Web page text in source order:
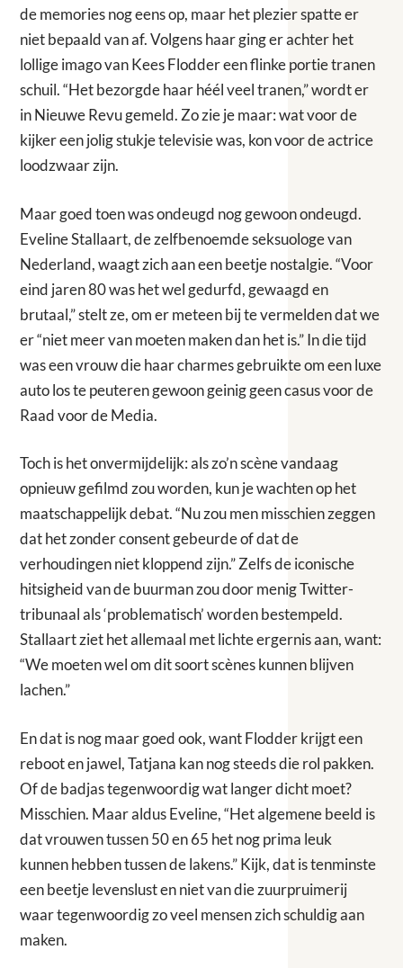
de memories nog eens op, maar het plezier spatte er
niet bepaald van af. Volgens haar ging er achter het
lollige imago van Kees Flodder een flinke portie tranen
schuil. “Het bezorgde haar héél veel tranen,” wordt er
in Nieuwe Revu gemeld. Zo zie je maar: wat voor de
kijker een jolig stukje televisie was, kon voor de actrice
loodzwaar zijn.
Maar goed toen was ondeugd nog gewoon ondeugd.
Eveline Stallaart, de zelfbenoemde seksuologe van
Nederland, waagt zich aan een beetje nostalgie. “Voor
eind jaren 80 was het wel gedurfd, gewaagd en
brutaal,” stelt ze, om er meteen bij te vermelden dat we
er “niet meer van moeten maken dan het is.” In die tijd
was een vrouw die haar charmes gebruikte om een luxe
auto los te peuteren gewoon geinig geen casus voor de
Raad voor de Media.
Toch is het onvermijdelijk: als zo’n scène vandaag
opnieuw gefilmd zou worden, kun je wachten op het
maatschappelijk debat. “Nu zou men misschien zeggen
dat het zonder consent gebeurde of dat de
verhoudingen niet kloppend zijn.” Zelfs de iconische
hitsigheid van de buurman zou door menig Twitter-
tribunaal als ‘problematisch’ worden bestempeld.
Stallaart ziet het allemaal met lichte ergernis aan, want:
“We moeten wel om dit soort scènes kunnen blijven
lachen.”
En dat is nog maar goed ook, want Flodder krijgt een
reboot en jawel, Tatjana kan nog steeds die rol pakken.
Of de badjas tegenwoordig wat langer dicht moet?
Misschien. Maar aldus Eveline, “Het algemene beeld is
dat vrouwen tussen 50 en 65 het nog prima leuk
kunnen hebben tussen de lakens.” Kijk, dat is tenminste
een beetje levenslust en niet van die zuurpruimerij
waar tegenwoordig zo veel mensen zich schuldig aan
maken.